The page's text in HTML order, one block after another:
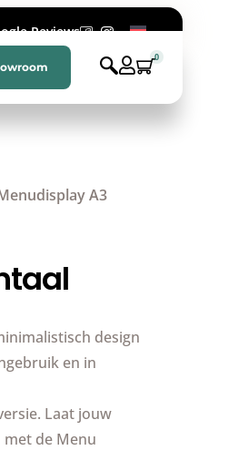
Reviews
0
A3
design
en in
Laat jouw
met de Menu